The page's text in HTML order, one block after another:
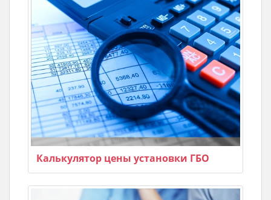
Калькулятор цены установки ГБО